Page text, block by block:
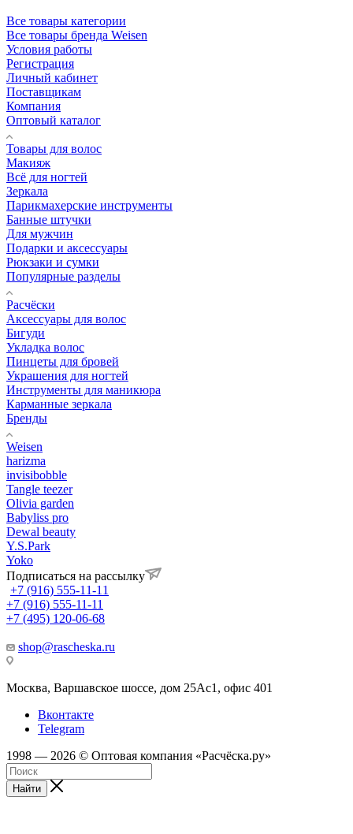
Все товары категории
Все товары бренда Weisen
Условия работы
Регистрация
Личный кабинет
Поставщикам
Компания
Оптовый каталог
Товары для волос
Макияж
Всё для ногтей
Зеркала
Парикмахерские инструменты
Банные штучки
Для мужчин
Подарки и аксессуары
Рюкзаки и сумки
Популярные разделы
Расчёски
Аксессуары для волос
Бигуди
Укладка волос
Пинцеты для бровей
Украшения для ногтей
Инструменты для маникюра
Карманные зеркала
Бренды
Weisen
harizma
invisibobble
Tangle teezer
Olivia garden
Babyliss pro
Dewal beauty
Y.S.Park
Yoko
Подписаться на рассылку
+7 (916) 555-11-11
+7 (916) 555-11-11
+7 (495) 120-06-68
shop@rascheska.ru
Москва, Варшавское шоссе, дом 25Аc1, офис 401
Вконтакте
Telegram
1998 — 2026 © Оптовая компания «Расчёска.ру»
Найти